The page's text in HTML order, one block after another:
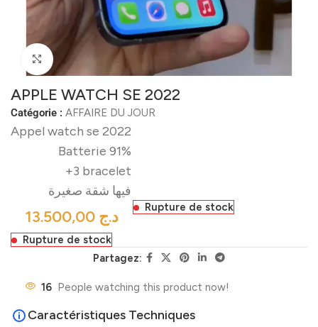
Click to enlarge
APPLE WATCH SE 2022
Catégorie : AFFAIRE DU JOUR
Appel watch se 2022
Batterie 91%
+3 bracelet
فيها شقة صغيرة
د.ج Rupture de stock
Rupture de stock
Partagez:
16 People watching this product now!
Caractéristiques Techniques